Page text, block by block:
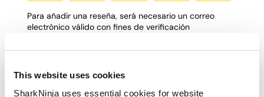
This website uses cookies
SharkNinja uses essential cookies for website